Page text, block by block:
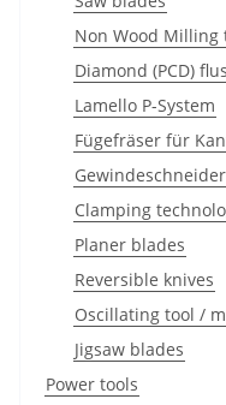
Non Wood Milling
Diamond (PCD)
Lamello P-System
Fügefräser für
Gewindeschneider
Clamping
Planer blades
Reversible knives
Oscillating tool /
Jigsaw blades
Power tools